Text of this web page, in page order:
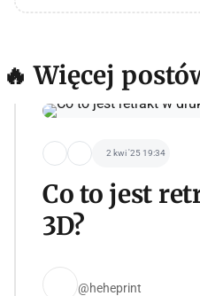
🔥 Więcej
2 kwi '25 19:34
Co to jest
3D?
@heheprint